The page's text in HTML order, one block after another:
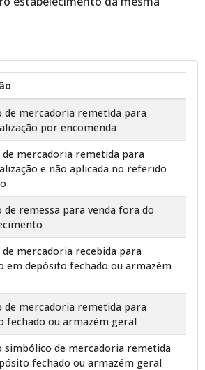
de mercadoria remetida para
por encomenda
de mercadoria remetida para
e não aplicada no referido
de remessa para venda fora do
de mercadoria recebida para
em depósito fechado ou armazém
de mercadoria remetida para
fechado ou armazém geral
simbólico de mercadoria remetida
fechado ou armazém geral